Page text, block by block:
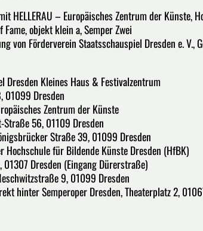
HELLERAU – Europäisches Zentrum der Künste,
Fame, objekt klein a, Semper Zwei
von Förderverein Staatsschauspiel Dresden e. V.,
Dresden Kleines Haus & Festivalzentrum
01099 Dresden
Zentrum der Künste
56, 01109 Dresden
Straße 39, 01099 Dresden
Hochschule für Bildende Künste Dresden (HfBK)
Dresden (Eingang Dürerstraße)
9, 01099 Dresden
hinter Semperoper Dresden, Theaterplatz 2,